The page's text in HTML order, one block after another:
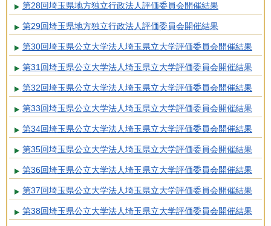
第28回埼玉県地方独立行政法人評価委員会開催結果
第29回埼玉県地方独立行政法人評価委員会開催結果
第30回埼玉県公立大学法人埼玉県立大学評価委員会開催結果
第31回埼玉県公立大学法人埼玉県立大学評価委員会開催結果
第32回埼玉県公立大学法人埼玉県立大学評価委員会開催結果
第33回埼玉県公立大学法人埼玉県立大学評価委員会開催結果
第34回埼玉県公立大学法人埼玉県立大学評価委員会開催結果
第35回埼玉県公立大学法人埼玉県立大学評価委員会開催結果
第36回埼玉県公立大学法人埼玉県立大学評価委員会開催結果
第37回埼玉県公立大学法人埼玉県立大学評価委員会開催結果
第38回埼玉県公立大学法人埼玉県立大学評価委員会開催結果